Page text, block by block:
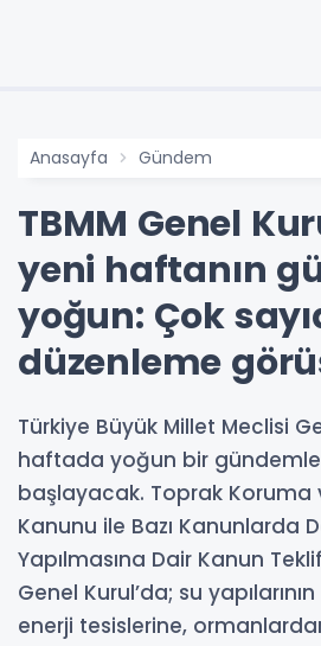
Anasayfa Gündem
TBMM Genel
yeni haftanın
yoğun: Çok
düzenleme
Türkiye Büyük Millet Meclisi
haftada yoğun bir gündemle
başlayacak. Toprak Koruma
Kanunu ile Bazı Kanunlarda
Yapılmasına Dair Kanun
Genel Kurul’da; su
enerji tesislerine,